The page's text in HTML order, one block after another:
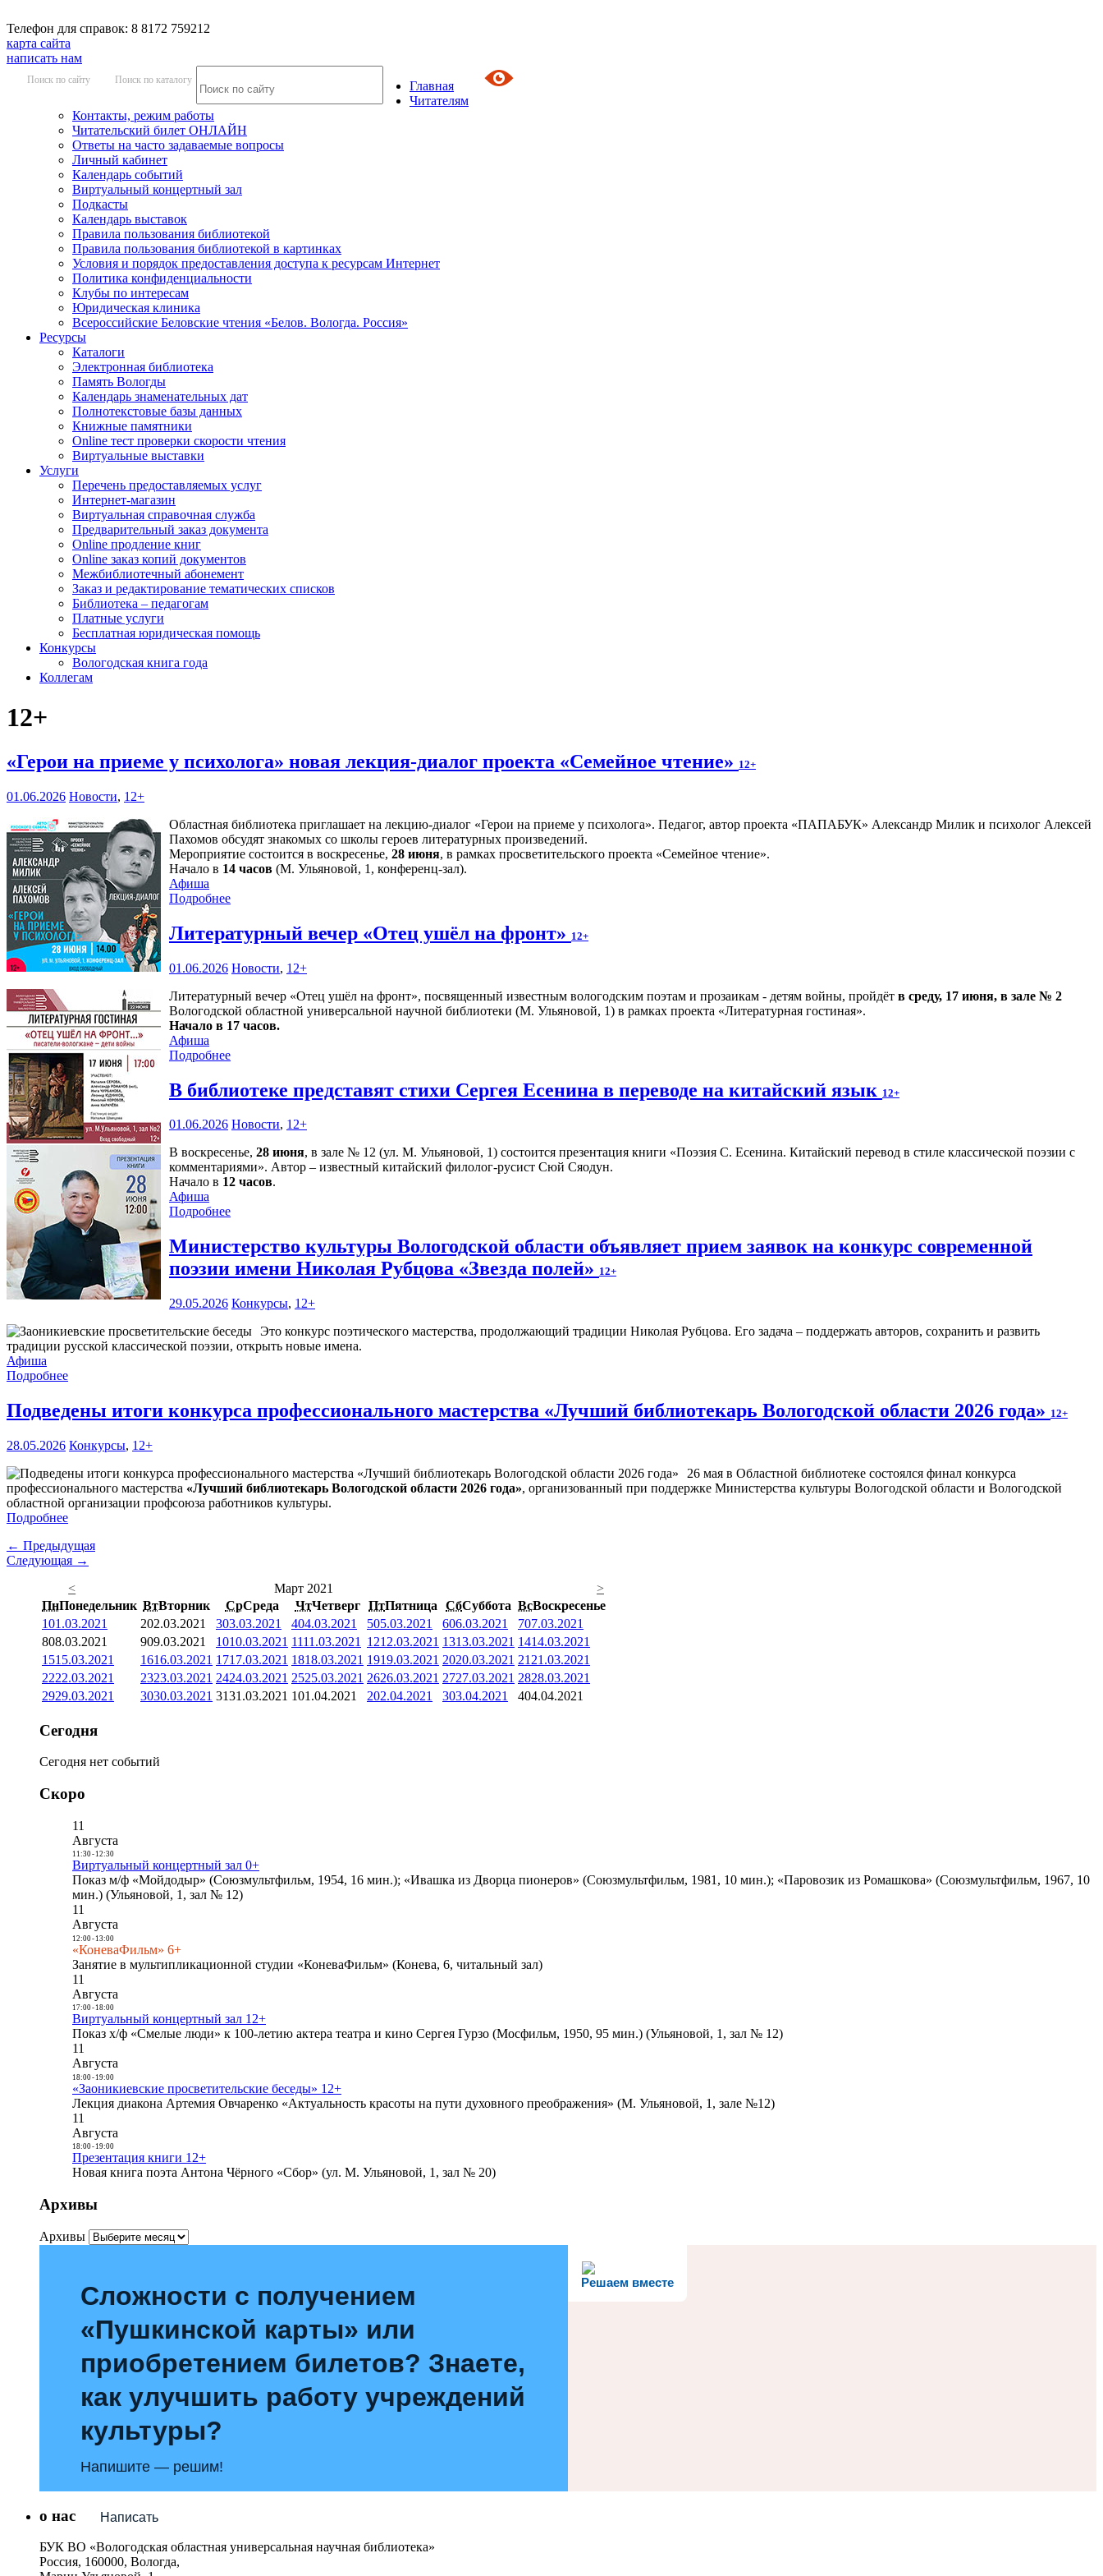
Телефон для справок: 8 8172 759212
карта сайта
написать нам
Поиск по сайту Поиск по каталогу
Главная
Читателям
Контакты, режим работы
Читательский билет ОНЛАЙН
Ответы на часто задаваемые вопросы
Личный кабинет
Календарь событий
Виртуальный концертный зал
Подкасты
Календарь выставок
Правила пользования библиотекой
Правила пользования библиотекой в картинках
Условия и порядок предоставления доступа к ресурсам Интернет
Политика конфиденциальности
Клубы по интересам
Юридическая клиника
Всероссийские Беловские чтения «Белов. Вологда. Россия»
Ресурсы
Каталоги
Электронная библиотека
Память Вологды
Календарь знаменательных дат
Полнотекстовые базы данных
Книжные памятники
Online тест проверки скорости чтения
Виртуальные выставки
Услуги
Перечень предоставляемых услуг
Интернет-магазин
Виртуальная справочная служба
Предварительный заказ документа
Online продление книг
Online заказ копий документов
Межбиблиотечный абонемент
Заказ и редактирование тематических списков
Библиотека – педагогам
Платные услуги
Бесплатная юридическая помощь
Конкурсы
Вологодская книга года
Коллегам
12+
«Герои на приеме у психолога» новая лекция-диалог проекта «Семейное чтение» 12+
01.06.2026 Новости, 12+
Областная библиотека приглашает на лекцию-диалог «Герои на приеме у психолога». Педагог, автор проекта «ПАПАБУК» Александр Милик и психолог Алексей
Пахомов обсудят знакомых со школы героев литературных произведений.
Мероприятие состоится в воскресенье, 28 июня, в рамках просветительского проекта «Семейное чтение».
Начало в 14 часов (М. Ульяновой, 1, конференц-зал).
Афиша
Подробнее
Литературный вечер «Отец ушёл на фронт» 12+
01.06.2026 Новости, 12+
Литературный вечер «Отец ушёл на фронт», посвященный известным вологодским поэтам и прозаикам - детям войны, пройдёт в среду, 17 июня, в зале № 2
Вологодской областной универсальной научной библиотеки (М. Ульяновой, 1) в рамках проекта «Литературная гостиная».
Начало в 17 часов.
Афиша
Подробнее
В библиотеке представят стихи Сергея Есенина в переводе на китайский язык 12+
01.06.2026 Новости, 12+
В воскресенье, 28 июня, в зале № 12 (ул. М. Ульяновой, 1) состоится презентация книги «Поэзия С. Есенина. Китайский перевод в стиле классической поэзии с
комментариями». Автор – известный китайский филолог-русист Сюй Сяодун.
Начало в 12 часов.
Афиша
Подробнее
Министерство культуры Вологодской области объявляет прием заявок на конкурс современной
поэзии имени Николая Рубцова «Звезда полей» 12+
29.05.2026 Конкурсы, 12+
Это конкурс поэтического мастерства, продолжающий традиции Николая Рубцова. Его задача – поддержать авторов, сохранить и развить
традиции русской классической поэзии, открыть новые имена.
Афиша
Подробнее
Подведены итоги конкурса профессионального мастерства «Лучший библиотекарь Вологодской области 2026 года» 12+
28.05.2026 Конкурсы, 12+
26 мая в Областной библиотеке состоялся финал конкурса
профессионального мастерства «Лучший библиотекарь Вологодской области 2026 года», организованный при поддержке Министерства культуры Вологодской области и Вологодской
областной организации профсоюза работников культуры.
Подробнее
← Предыдущая
Следующая →
<
Март 2021
>
ПнПонедельник ВтВторник СрСреда ЧтЧетверг ПтПятница СбСуббота ВсВоскресенье
101.03.2021 202.03.2021 303.03.2021 404.03.2021 505.03.2021 606.03.2021 707.03.2021
808.03.2021 909.03.2021 1010.03.2021 1111.03.2021 1212.03.2021 1313.03.2021 1414.03.2021
1515.03.2021 1616.03.2021 1717.03.2021 1818.03.2021 1919.03.2021 2020.03.2021 21 21.03.2021
2222.03.2021 2323.03.2021 2424.03.2021 2525.03.2021 2626.03.2021 2727.03.2021 2828.03.2021
2929.03.2021 3030.03.2021 3131.03.2021 101.04.2021 202.04.2021 303.04.2021 404.04.2021
Сегодня
Сегодня нет событий
Скоро
11
Августа
11:30- 12:30
Виртуальный концертный зал 0+
Показ м/ф «Мойдодыр» (Союзмультфильм, 1954, 16 мин.); «Ивашка из Дворца пионеров» (Союзмультфильм, 1981, 10 мин.); «Паровозик из Ромашкова» (Союзмультфильм, 1967, 10
мин.) (Ульяновой, 1, зал № 12)
11
Августа
12:00- 13:00
«КоневаФильм» 6+
Занятие в мультипликационной студии «КоневаФильм» (Конева, 6, читальный зал)
11
Августа
17:00- 18:00
Виртуальный концертный зал 12+
Показ х/ф «Смелые люди» к 100-летию актера театра и кино Сергея Гурзо (Мосфильм, 1950, 95 мин.) (Ульяновой, 1, зал № 12)
11
Августа
18:00- 19:00
«Заоникиевские просветительские беседы» 12+
Лекция диакона Артемия Овчаренко «Актуальность красоты на пути духовного преображения» (М. Ульяновой, 1, зале №12)
11
Августа
18:00- 19:00
Презентация книги 12+
Новая книга поэта Антона Чёрного «Сбор» (ул. М. Ульяновой, 1, зал № 20)
Архивы
Архивы
Решаем вместе
Сложности с получением
«Пушкинской карты» или
приобретением билетов? Знаете,
как улучшить работу учреждений
культуры?
Напишите — решим!
Написать
о нас
БУК ВО «Вологодская областная универсальная научная библиотека»
Россия, 160000, Вологда,